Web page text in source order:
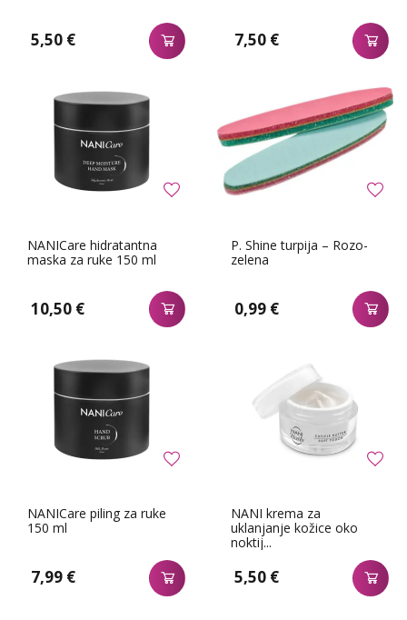
5,50 € 7,50 €
NANICare hidratantna
maska za ruke 150 ml
10,50 €
P. Shine turpija – Rozo-
zelena
0,99 €
NANICare piling za ruke
150 ml
7,99 €
NANI krema za
uklanjanje kožice oko
noktij...
5,50 €